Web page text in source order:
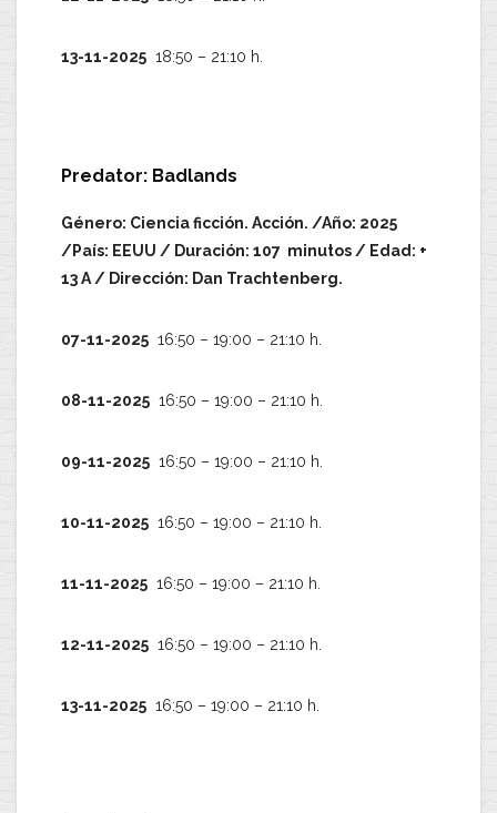
13-11-2025 18:50 – 21:10 h.
Predator: Badlands
Género: Ciencia ficción. Acción. /Año: 2025
/País: EEUU / Duración: 107 minutos / Edad: +
13 A / Dirección: Dan Trachtenberg.
07-11-2025 16:50 – 19:00 – 21:10 h.
08-11-2025 16:50 – 19:00 – 21:10 h.
09-11-2025 16:50 – 19:00 – 21:10 h.
10-11-2025 16:50 – 19:00 – 21:10 h.
11-11-2025 16:50 – 19:00 – 21:10 h.
12-11-2025 16:50 – 19:00 – 21:10 h.
13-11-2025 16:50 – 19:00 – 21:10 h.